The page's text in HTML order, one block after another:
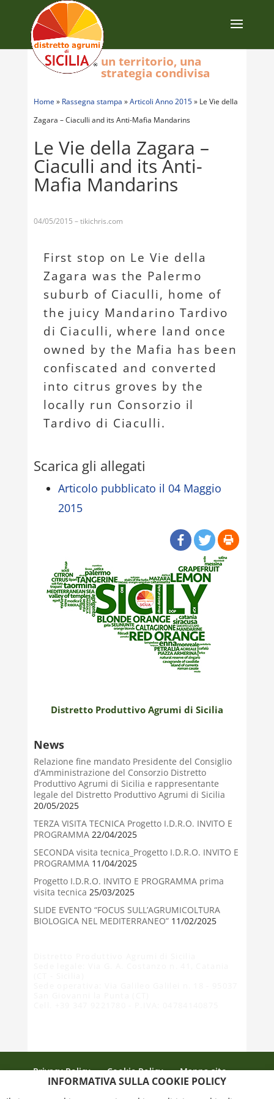
Home » Rassegna stampa »Articoli Anno 2015» Le Vie della
Zagara – Ciaculli and its Anti-Mafia Mandarins
Le Vie della Zagara –
Ciaculli and its Anti-
Mafia Mandarins
04/05/2015 – tikichris.com
First stop on Le Vie della
Zagara was the Palermo
suburb of Ciaculli, home of
the juicy Mandarino Tardivo
di Ciaculli, where land once
owned by the Mafia has been
confiscated and converted
into citrus groves by the
locally run Consorzio il
Tardivo di Ciaculli.
Scarica gli allegati
Articolo pubblicato il 04 Maggio
2015
Distretto Produttivo Agrumi di Sicilia
un territorio, una
strategia condivisa
News
Relazione fine mandato Presidente del Consiglio
d’Amministrazione del Consorzio Distretto
Produttivo Agrumi di Sicilia e rappresentante
legale del Distretto Produttivo Agrumi di Sicilia
20/05/2025
TERZA VISITA TECNICA Progetto I.D.R.O. INVITO E
PROGRAMMA22/04/2025
SECONDA visita tecnica_Progetto I.D.R.O. INVITO E
PROGRAMMA11/04/2025
Progetto I.D.R.O. INVITO E PROGRAMMA prima
visita tecnica 25/03/2025
SLIDE EVENTO “FOCUS SULL’AGRUMICOLTURA
BIOLOGICA NEL MEDITERRANEO”11/02/2025
Privacy Policy Cookie Policy
Mappa sito
INFORMATIVA SULLA COOKIE POLICY